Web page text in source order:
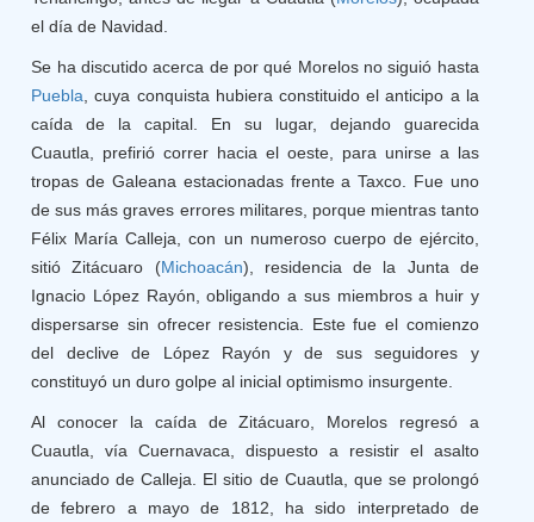
el día de Navidad.
Se ha discutido acerca de por qué Morelos no siguió hasta
Puebla , cuya conquista hubiera constituido el anticipo a la
caída de la capital. En su lugar, dejando guarecida
Cuautla, prefirió correr hacia el oeste, para unirse a las
tropas de Galeana estacionadas frente a Taxco. Fue uno
de sus más graves errores militares, porque mientras tanto
Félix María Calleja, con un numeroso cuerpo de ejército,
sitió Zitácuaro (Michoacán), residencia de la Junta de
Ignacio López Rayón, obligando a sus miembros a huir y
dispersarse sin ofrecer resistencia. Este fue el comienzo
del declive de López Rayón y de sus seguidores y
constituyó un duro golpe al inicial optimismo insurgente.
Al conocer la caída de Zitácuaro, Morelos regresó a
Cuautla, vía Cuernavaca, dispuesto a resistir el asalto
anunciado de Calleja. El sitio de Cuautla, que se prolongó
de febrero a mayo de 1812, ha sido interpretado de